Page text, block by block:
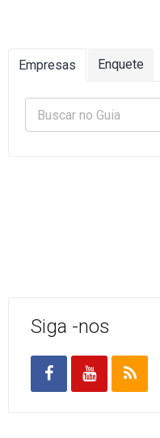
Empresas Enquete
Siga -nos